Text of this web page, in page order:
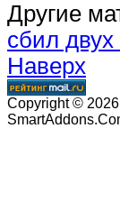
Другие
сбил
Наверх
Copyright ©